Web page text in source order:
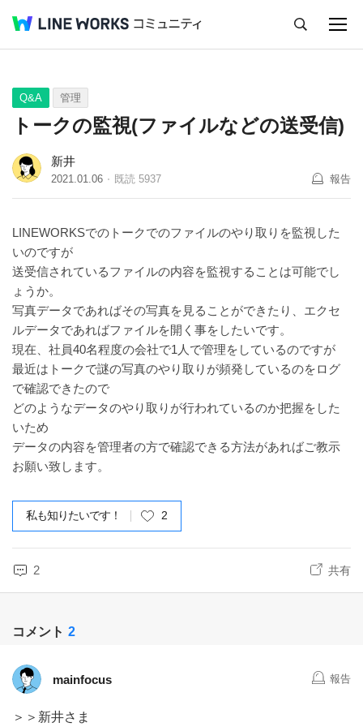
Q&A Tips Ideas
Q&A 管理
トークの監視(ファイルなどの送受信)
新井
2021.01.06 既読 5937 報告
LINEWORKSでのトークでのファイルのやり取りを監視した
いのですが
送受信されているファイルの内容を監視することは可能でし
ょうか。
写真データであればその写真を見ることができたり、エクセ
ルデータであればファイルを開く事をしたいです。
現在、社員40名程度の会社で1人で管理をしているのですが
最近はトークで謎の写真のやり取りが頻発しているのをログ
で確認できたので
どのようなデータのやり取りが行われているのか把握をした
いため
データの内容を管理者の方で確認できる方法があればご教示
お願い致します。
私も知りたいです！ 2
2 共有
コメント 2
mainfocus 報告
＞＞新井さま